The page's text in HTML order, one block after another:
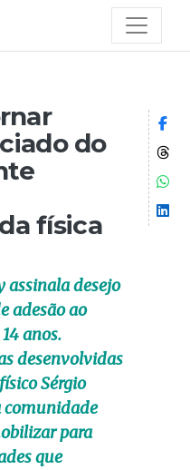
do
física
assinala desejo
adesão ao
anos.
desenvolvidas
Sérgio
comunidade
para
que